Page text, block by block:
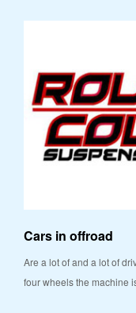
Cars in offroad
Are a lot of and a lot of
four wheels the machine